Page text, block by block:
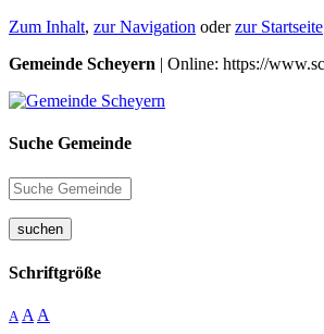
Zum Inhalt, zur Navigation oderzur Startseite
Gemeinde Scheyern | Online: https://
Suche Gemeinde
suchen
Schriftgröße
A A A